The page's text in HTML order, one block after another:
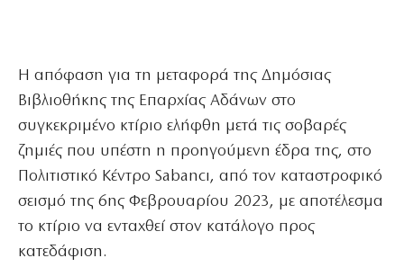
Η απόφαση για τη μεταφορά της Δημόσιας
Βιβλιοθήκης της Επαρχίας Αδάνων στο
συγκεκριμένο κτίριο ελήφθη μετά τις σοβαρές
ζημιές που υπέστη η προηγούμενη έδρα της, στο
Πολιτιστικό Κέντρο Sabancı, από τον καταστροφικό
σεισμό της 6ης Φεβρουαρίου 2023, με αποτέλεσμα
το κτίριο να ενταχθεί στον κατάλογο προς
κατεδάφιση.